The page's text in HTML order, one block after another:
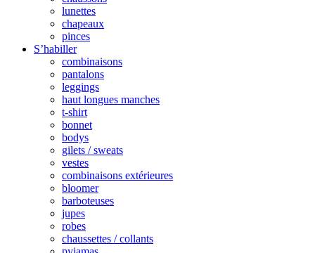
lunettes
chapeaux
pinces
S’habiller
combinaisons
pantalons
leggings
haut longues manches
t-shirt
bonnet
bodys
gilets / sweats
vestes
combinaisons extérieures
bloomer
barboteuses
jupes
robes
chaussettes / collants